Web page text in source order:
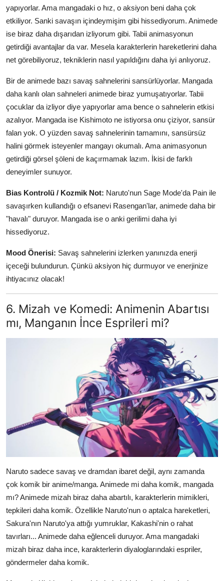
yapıyorlar. Ama mangadaki o hız, o aksiyon beni daha çok
etkiliyor. Sanki savaşın içindeymişim gibi hissediyorum. Animede
ise biraz daha dışarıdan izliyorum gibi. Tabii animasyonun
getirdiği avantajlar da var. Mesela karakterlerin hareketlerini daha
net görebiliyoruz, tekniklerin nasıl yapıldığını daha iyi anlıyoruz.
Bir de animede bazı savaş sahnelerini sansürlüyorlar. Mangada
daha kanlı olan sahneleri animede biraz yumuşatıyorlar. Tabii
çocuklar da izliyor diye yapıyorlar ama bence o sahnelerin etkisi
azalıyor. Mangada ise Kishimoto ne istiyorsa onu çiziyor, sansür
falan yok. O yüzden savaş sahnelerinin tamamını, sansürsüz
halini görmek isteyenler mangayı okumalı. Ama animasyonun
getirdiği görsel şöleni de kaçırmamak lazım. İkisi de farklı
deneyimler sunuyor.
Bias Kontrolü / Kozmik Not: Naruto'nun Sage Mode'da Pain ile
savaşırken kullandığı o efsanevi Rasengan'lar, animede daha bir
"havalı" duruyor. Mangada ise o anki gerilimi daha iyi
hissediyoruz.
Mood Önerisi: Savaş sahnelerini izlerken yanınızda enerji
içeceği bulundurun. Çünkü aksiyon hiç durmuyor ve enerjinize
ihtiyacınız olacak!
6. Mizah ve Komedi: Animenin Abartısı
mı, Manganın İnce Esprileri mi?
Naruto sadece savaş ve dramdan ibaret değil, aynı zamanda
çok komik bir anime/manga. Animede mi daha komik, mangada
mı? Animede mizah biraz daha abartılı, karakterlerin mimikleri,
tepkileri daha komik. Özellikle Naruto'nun o aptalca hareketleri,
Sakura'nın Naruto'ya attığı yumruklar, Kakashi'nin o rahat
tavırları... Animede daha eğlenceli duruyor. Ama mangadaki
mizah biraz daha ince, karakterlerin diyaloglarındaki espriler,
göndermeler daha komik.